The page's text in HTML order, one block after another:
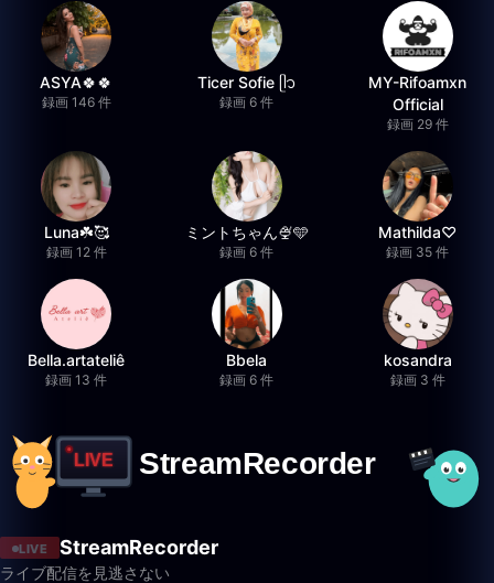
ASYA🍀🍀
録画 146 件
Ticer Sofie ᥫ᭡
録画 6 件
MY-Rifoamxn
Official
録画 29 件
Luna☘️🥰
録画 12 件
ミントちゃん🍨🩵
録画 6 件
Mathilda♡︎
録画 35 件
Bella.artateliê
録画 13 件
Bbela
録画 6 件
kosandra
録画 3 件
LIVE StreamRecorder
ライブ配信を見逃さない